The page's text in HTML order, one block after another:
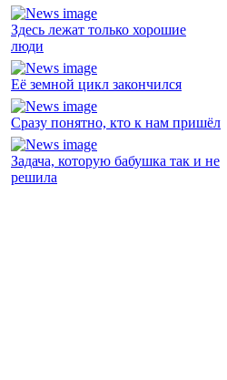
Здесь лежат только хорошие
люди
Её земной цикл закончился
Сразу понятно, кто к нам пришёл
Задача, которую бабушка так и не
решила